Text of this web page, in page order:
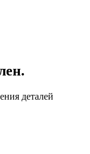
деталей